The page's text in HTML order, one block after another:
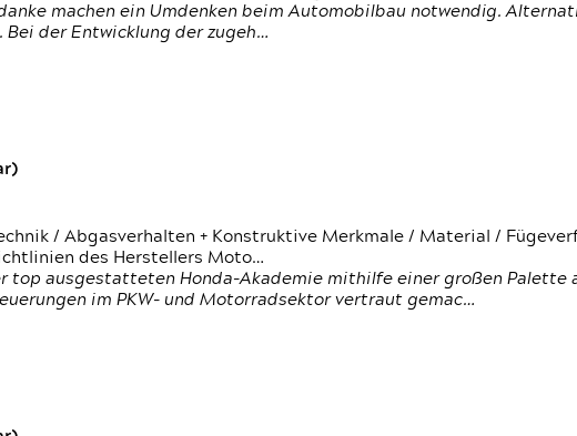
machen ein Umdenken beim Automobilbau notwendig.
der Entwicklung der zugeh…
/ Abgasverhalten + Konstruktive Merkmale / Material /
des Herstellers Moto…
top ausgestatteten Honda-Akademie mithilfe einer großen Palette
im PKW- und Motorradsektor vertraut gemac…